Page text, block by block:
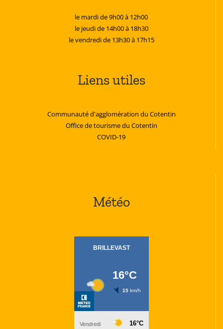
le mardi de 9h00 à 12h00
le jeudi de 14h00 à 18h30
le vendredi de 13h30 à 17h15
Liens utiles
Communauté d'agglomération du Cotentin
Office de tourisme du Cotentin
COVID-19
Météo